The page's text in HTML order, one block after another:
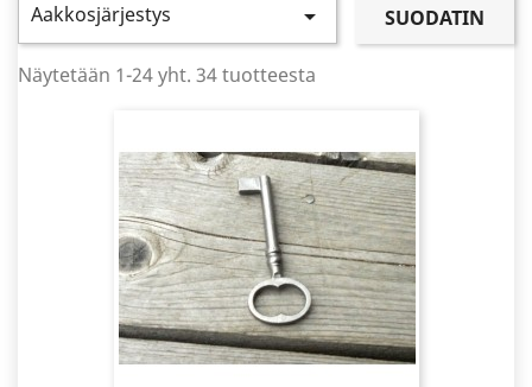
Aakkosjärjestys  SUODATIN
Näytetään 1-24 yht. 34 tuotteesta